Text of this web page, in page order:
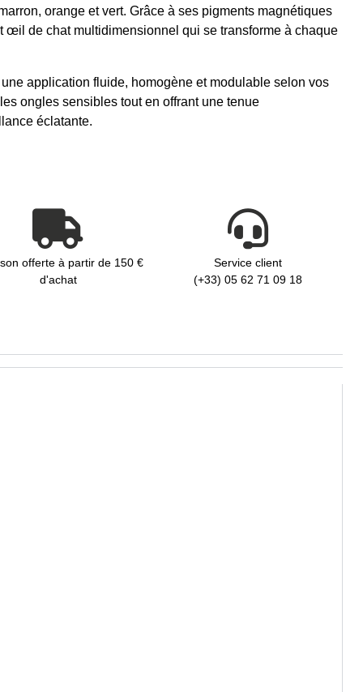
orange et vert. Grâce à ses pigments magnétiques
œil de chat multidimensionnel qui se transforme à chaque
application fluide, homogène et modulable selon vos
ongles sensibles tout en offrant une tenue
éclatante.
offerte à partir de 150 €
d'achat
Service client
(+33) 05 62 71 09 18